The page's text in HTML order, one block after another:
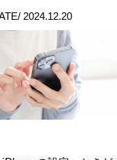
2024.12.20